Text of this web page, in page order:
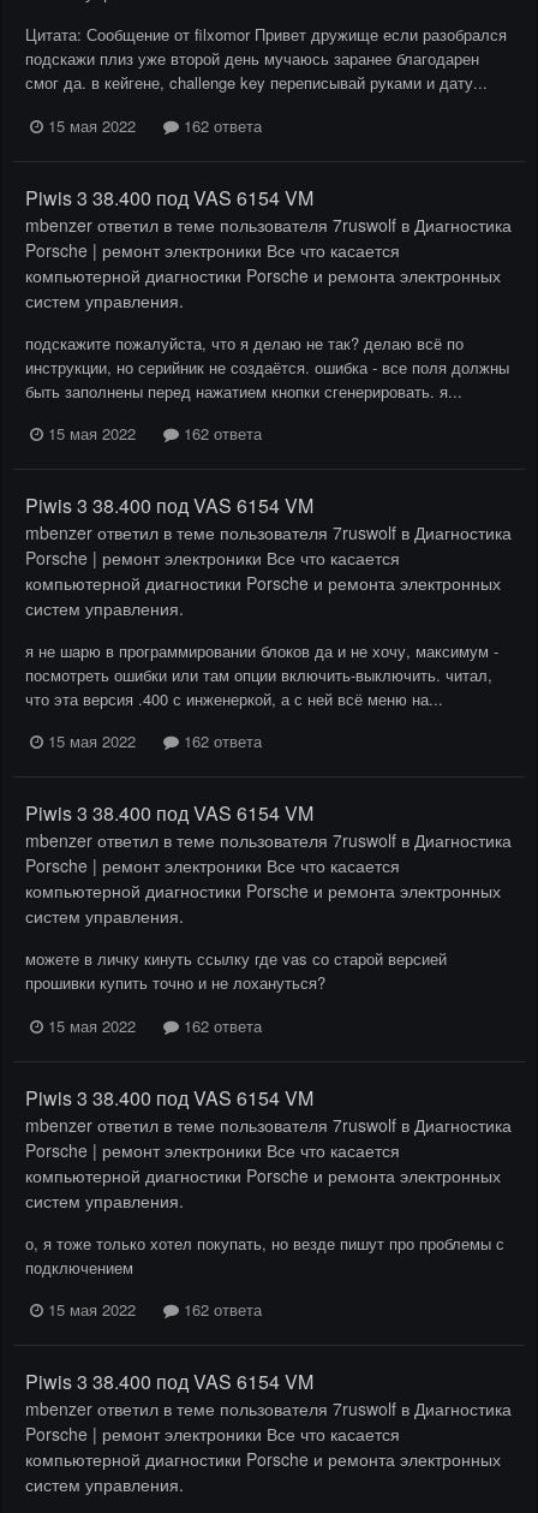
Цитата: Сообщение от filxomor Привет дружище если разобрался
подскажи плиз уже второй день мучаюсь заранее благодарен
смог да. в кейгене, challenge key переписывай руками и дату...
15 мая 2022
162 ответа
Piwis 3 38.400 под VAS 6154 VM
mbenzer ответил в теме пользователя 7ruswolf в Диагностика
Porsche | ремонт электроники Все что касается
компьютерной диагностики Porsche и ремонта электронных
систем управления.
подскажите пожалуйста, что я делаю не так? делаю всё по
инструкции, но серийник не создаётся. ошибка - все поля должны
быть заполнены перед нажатием кнопки сгенерировать. я...
15 мая 2022
162 ответа
Piwis 3 38.400 под VAS 6154 VM
mbenzer ответил в теме пользователя 7ruswolf в Диагностика
Porsche | ремонт электроники Все что касается
компьютерной диагностики Porsche и ремонта электронных
систем управления.
я не шарю в программировании блоков да и не хочу, максимум -
посмотреть ошибки или там опции включить-выключить. читал,
что эта версия .400 с инженеркой, а с ней всё меню на...
15 мая 2022
162 ответа
Piwis 3 38.400 под VAS 6154 VM
mbenzer ответил в теме пользователя 7ruswolf в Диагностика
Porsche | ремонт электроники Все что касается
компьютерной диагностики Porsche и ремонта электронных
систем управления.
можете в личку кинуть ссылку где vas со старой версией
прошивки купить точно и не лохануться?
15 мая 2022
162 ответа
Piwis 3 38.400 под VAS 6154 VM
mbenzer ответил в теме пользователя 7ruswolf в Диагностика
Porsche | ремонт электроники Все что касается
компьютерной диагностики Porsche и ремонта электронных
систем управления.
о, я тоже только хотел покупать, но везде пишут про проблемы с
подключением
15 мая 2022
162 ответа
Piwis 3 38.400 под VAS 6154 VM
mbenzer ответил в теме пользователя 7ruswolf в Диагностика
Porsche | ремонт электроники Все что касается
компьютерной диагностики Porsche и ремонта электронных
систем управления.